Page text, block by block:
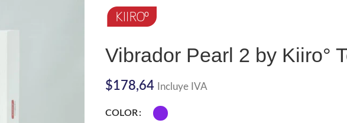
Vibrador Pearl 2 by Kiiro°
$178,64 Incluye IVA
COLOR